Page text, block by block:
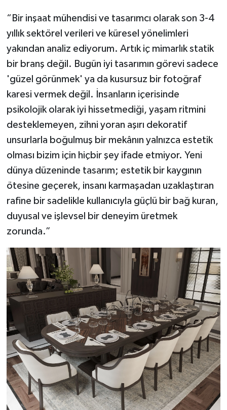
“Bir inşaat mühendisi ve tasarımcı olarak son 3-4
yıllık sektörel verileri ve küresel yönelimleri
yakından analiz ediyorum. Artık iç mimarlık statik
bir branş değil. Bugün iyi tasarımın görevi sadece
'güzel görünmek' ya da kusursuz bir fotoğraf
karesi vermek değil. İnsanların içerisinde
psikolojik olarak iyi hissetmediği, yaşam ritmini
desteklemeyen, zihni yoran aşırı dekoratif
unsurlarla boğulmuş bir mekânın yalnızca estetik
olması bizim için hiçbir şey ifade etmiyor. Yeni
dünya düzeninde tasarım; estetik bir kaygının
ötesine geçerek, insanı karmaşadan uzaklaştıran
rafine bir sadelikle kullanıcıyla güçlü bir bağ kuran,
duyusal ve işlevsel bir deneyim üretmek
zorunda.”